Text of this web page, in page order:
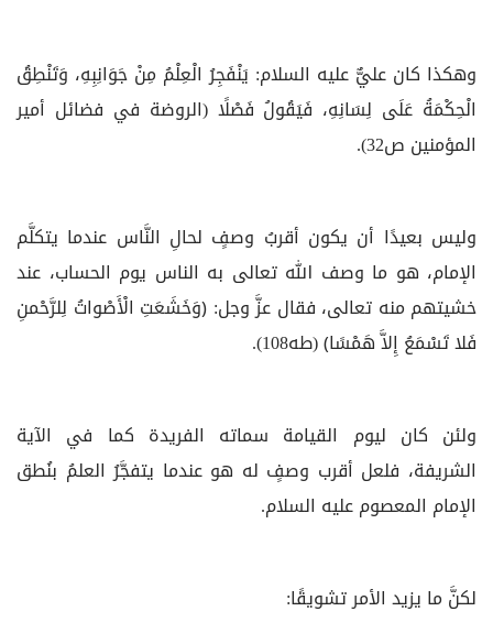
وهكذا كان عليٌّ عليه السلام: يَنْفَجِرُ الْعِلْمُ مِنْ جَوَانِبِهِ، وَتَنْطِقُ
الْحِكْمَةُ عَلَى لِسَانِهِ، فَيَقُولُ فَصْلًا (الروضة في فضائل أمير
المؤمنين ص32).
وليس بعيدًا أن يكون أقربُ وصفٍ لحالِ النَّاس عندما يتكلَّم
الإمام، هو ما وصف الله تعالى به الناس يوم الحساب، عند
خشيتهم منه تعالى، فقال عزَّ وجل: ﴿وَخَشَعَتِ الْأَصْواتُ لِلرَّحْمنِ
فَلا تَسْمَعُ إِلاَّ هَمْسًا﴾ (طه108).
ولئن كان ليوم القيامة سماته الفريدة كما في الآية
الشريفة، فلعل أقرب وصفٍ له هو عندما يتفجَّرُ العلمُ بنُطق
الإمام المعصوم عليه السلام.
لكنَّ ما يزيد الأمر تشويقًا: